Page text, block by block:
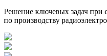
Решение ключевых задач при
по производству